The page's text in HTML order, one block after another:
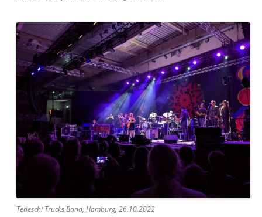
Tedeschi Trucks Band, Hamburg, 26.10.2022